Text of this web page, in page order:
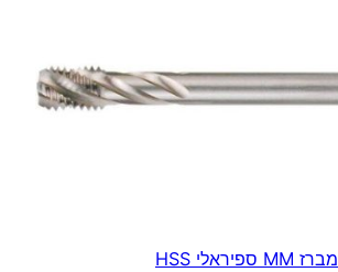
מברז MM ספיראלי HSS